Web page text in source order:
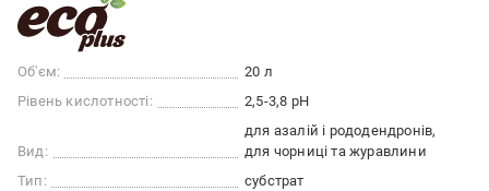
Об'єм:
20 л
Рівень кислотності:
2,5-3,8 pH
Вид:
для азалій і рододендронів
для чорниці та журавлини
Тип:
субстрат